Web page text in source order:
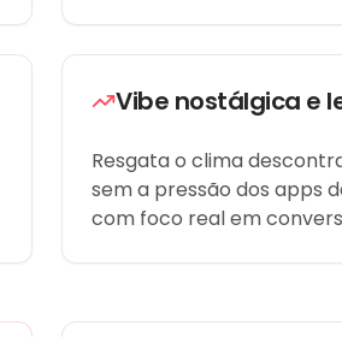
Vibe nostálgica e
Resgata o clima
sem a pressão dos apps
com foco real em